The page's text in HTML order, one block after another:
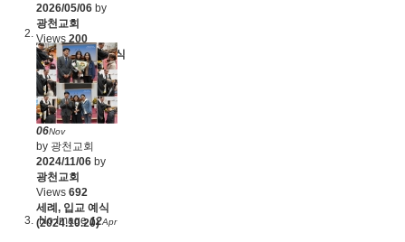
2026/05/06 by
광천교회
Views 200
유니게학교 수료식
(2026.4.28)
06Nov
by 광천교회
2024/11/06 by
광천교회
Views 692
세례, 입교 예식
(2024.10.20)
No Image 12Apr